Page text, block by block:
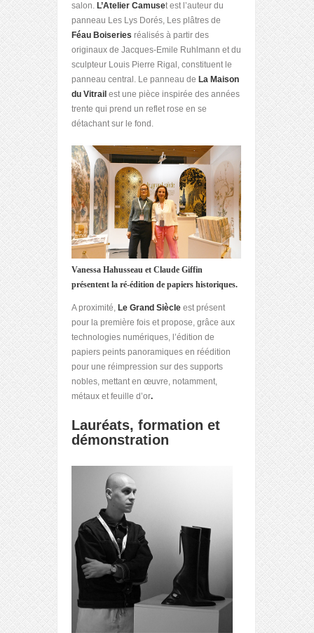
salon. L’Atelier Camuset est l’auteur du
panneau Les Lys Dorés, Les plâtres de
Féau Boiseries réalisés à partir des
originaux de Jacques-Emile Ruhlmann et du
sculpteur Louis Pierre Rigal, constituent le
panneau central. Le panneau de La Maison
du Vitrail est une pièce inspirée des années
trente qui prend un reflet rose en se
détachant sur le fond.
Vanessa Hahusseau et Claude Giffin
présentent la ré-édition de papiers historiques.
A proximité, Le Grand Siècle est présent
pour la première fois et propose, grâce aux
technologies numériques, l’édition de
papiers peints panoramiques en réédition
pour une réimpression sur des supports
nobles, mettant en œuvre, notamment,
métaux et feuille d’or.
Lauréats, formation et
démonstration